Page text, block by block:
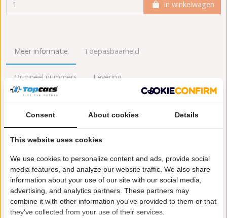
In winkelwagen
Meer informatie Toepasbaarheid
Origineel nummers Levering
Lengte [mm]:550
Gewicht [kg]:
Materiaal:Cordieriet
Emissienorm:Euro 5
Uitvoering:voor voertuigen met OBD
Conform EG/ECE:
Consent About cookies Details
This website uses cookies
We use cookies to personalize content and ads, provide social
media features, and analyze our website traffic. We also share
information about your use of our site with our social media,
advertising, and analytics partners. These partners may
combine it with other information you've provided to them or that
they've collected from your use of their services.